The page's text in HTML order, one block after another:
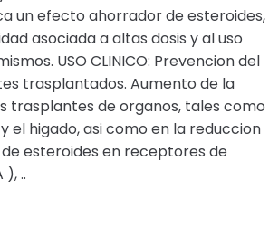
un efecto ahorrador de esteroides,
asociada a altas dosis y al uso
USO CLINICO: Prevencion del
trasplantados. Aumento de la
trasplantes de organos, tales como
el higado, asi como en la reduccion
esteroides en receptores de
..